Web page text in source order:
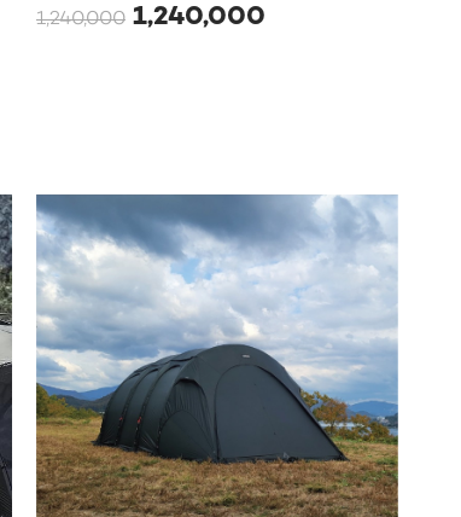
1,240,000 1,240,000